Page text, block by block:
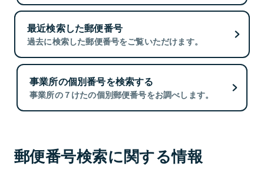
最近検索した郵便番号
過去に検索した郵便番号をご覧いただけます。
事業所の個別番号を検索する
事業所の７けたの個別郵便番号をお調べします。
郵便番号検索に関する情報